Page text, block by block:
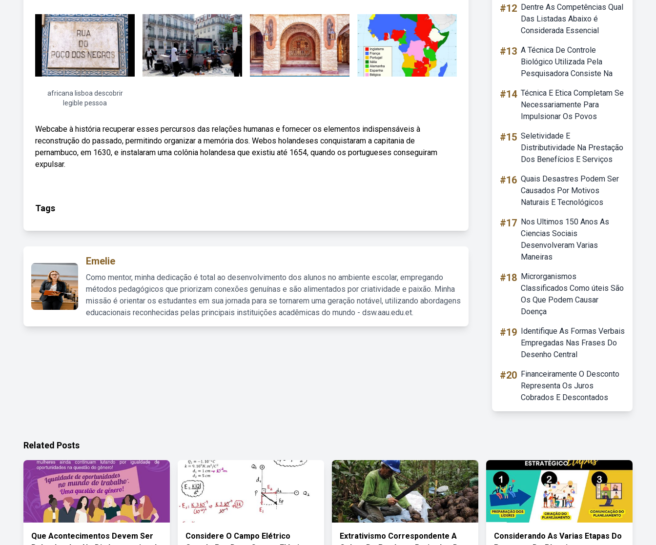
africana lisboa descobrir
legible pessoa
Webcabe à história recuperar esses percursos das relações humanas e fornecer os elementos indispensáveis à
reconstrução do passado, permitindo organizar a memória dos. Webos holandeses conquistaram a capitania de
pernambuco, em 1630, e instalaram uma colônia holandesa que existiu até 1654, quando os portugueses conseguiram
expulsar.
Tags
Emelie
Como mentor, minha dedicação é total ao desenvolvimento dos alunos no ambiente escolar, empregando
métodos pedagógicos que priorizam conexões genuínas e são alimentados por criatividade e paixão. Minha
missão é orientar os estudantes em sua jornada para se tornarem uma geração notável, utilizando abordagens
educacionais reconhecidas pelas principais instituições acadêmicas do mundo - dsw.aau.edu.et.
#12 Dentre As Competências Qual
Das Listadas Abaixo é
Considerada Essencial
#13 A Técnica De Controle
Biológico Utilizada Pela
Pesquisadora Consiste Na
#14 Técnica E Etica Completam Se
Necessariamente Para
Impulsionar Os Povos
#15 Seletividade E
Distributividade Na Prestação
Dos Benefícios E Serviços
#16 Quais Desastres Podem Ser
Causados Por Motivos
Naturais E Tecnológicos
#17 Nos Ultimos 150 Anos As
Ciencias Sociais
Desenvolveram Varias
Maneiras
#18 Microrganismos
Classificados Como úteis São
Os Que Podem Causar
Doença
#19 Identifique As Formas Verbais
Empregadas Nas Frases Do
Desenho Central
#20 Financeiramente O Desconto
Representa Os Juros
Cobrados E Descontados
Related Posts
Que Acontecimentos Devem Ser
Considere O Campo Elétrico
Extrativismo Correspondente A
Considerando As Varias Etapas Do